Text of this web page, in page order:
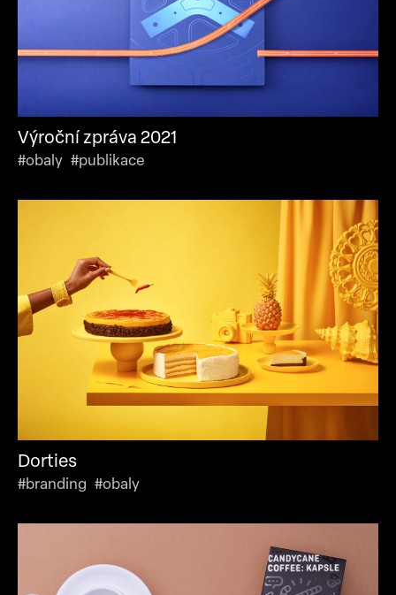
Výroční zpráva 2021
#obaly #publikace
Dorties
#branding #obaly